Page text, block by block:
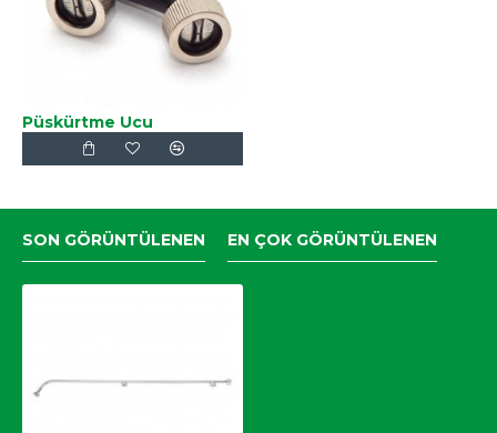
Püskürtme Ucu
SON GÖRÜNTÜLENEN EN ÇOK GÖRÜNTÜLENEN